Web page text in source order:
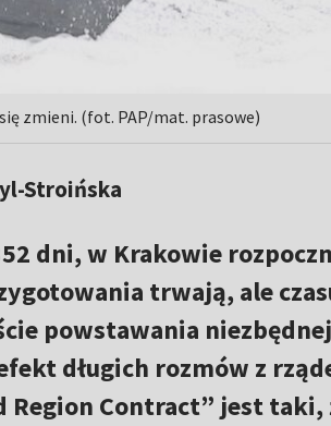
zmieni. (fot. PAP/mat. prasowe)
Stroińska
dni, w Krakowie
trwają, ale
powstawania
długich rozmów z
Region Contract” jest